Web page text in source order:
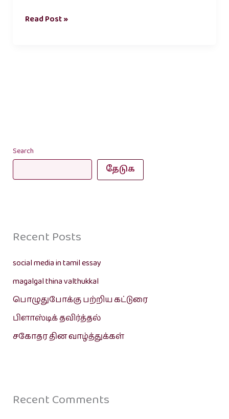
Read Post »
Search
தேடுக
Recent Posts
social media in tamil essay
magalgal thina valthukkal
பொழுதுபோக்கு பற்றிய கட்டுரை
பிளாஸ்டிக் தவிர்த்தல்
சகோதர தின வாழ்த்துக்கள்
Recent Comments